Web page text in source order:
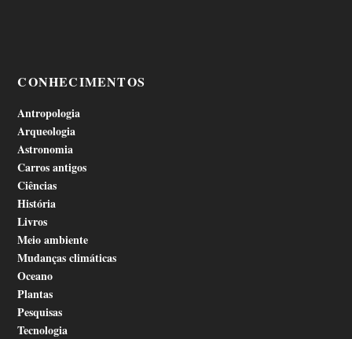
CONHECIMENTOS
Antropologia
Arqueologia
Astronomia
Carros antigos
Ciências
História
Livros
Meio ambiente
Mudanças climáticas
Oceano
Plantas
Pesquisas
Tecnologia